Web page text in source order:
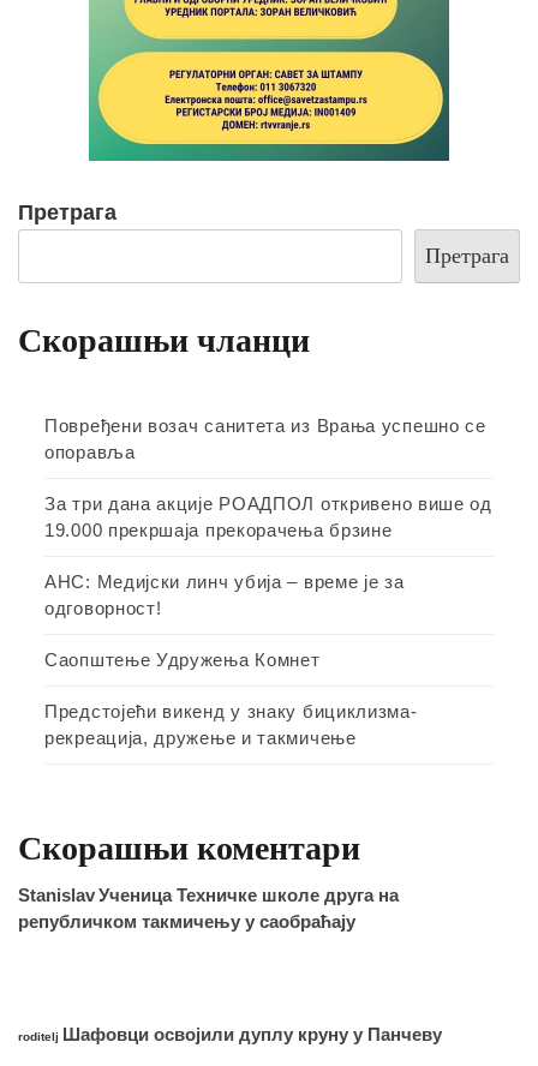
Претрага
Претрага
Скорашњи чланци
Повређени возач санитета из Врања успешно се
опоравља
За три дана акције РОАДПОЛ откривено више од
19.000 прекршаја прекорачења брзине
АНС: Медијски линч убија – време је за
одговорност!
Саопштење Удружења Комнет
Предстојећи викенд у знаку бициклизма-
рекреација, дружење и такмичење
Скорашњи коментари
StanislavУченица Техничке школе друга на
републичком такмичењу у саобраћају
roditelj Шафовци освојили дуплу круну у Панчеву